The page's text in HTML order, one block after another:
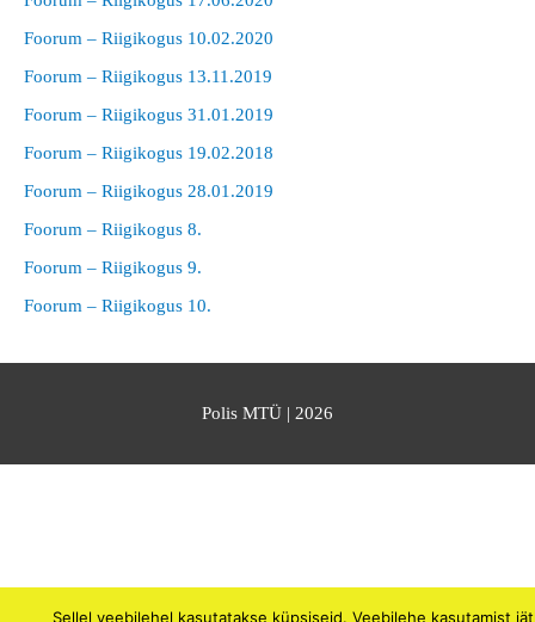
Foorum – Riigikogus 10.02.2020
Foorum – Riigikogus 13.11.2019
Foorum – Riigikogus 31.01.2019
Foorum – Riigikogus 19.02.2018
Foorum – Riigikogus 28.01.2019
Foorum – Riigikogus 8.
Foorum – Riigikogus 9.
Foorum – Riigikogus 10.
Polis MTÜ | 2026
Sellel veebilehel kasutatakse küpsiseid. Veebilehe kasutamist